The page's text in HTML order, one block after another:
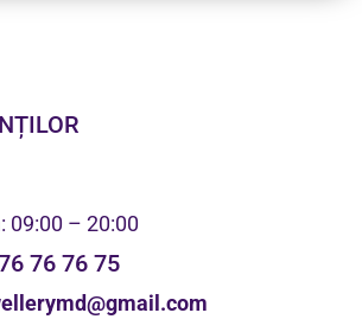
09:00 – 20:00
76 76 75